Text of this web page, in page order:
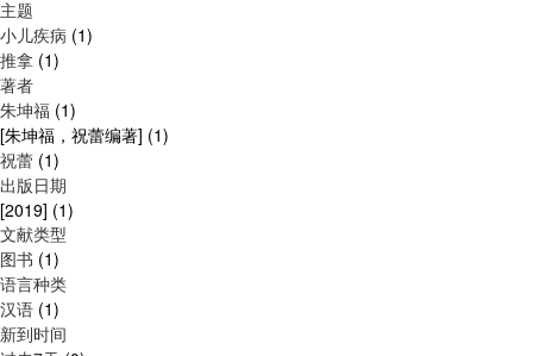
主题
小儿疾病 (1)
推拿 (1)
著者
朱坤福 (1)
[朱坤福，祝蕾编著] (1)
祝蕾 (1)
出版日期
[2019] (1)
文献类型
图书 (1)
语言种类
汉语 (1)
新到时间